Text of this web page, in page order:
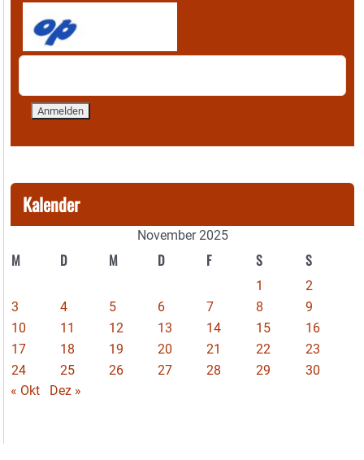
Kalender
November 2025
M D M D F S S
1
2
3
4 5 6 7 8
9
10
11 12 13 14 15
16
17
18 19 20 21 22
23
24
25 26 27 28 29
30
« Okt
Dez »